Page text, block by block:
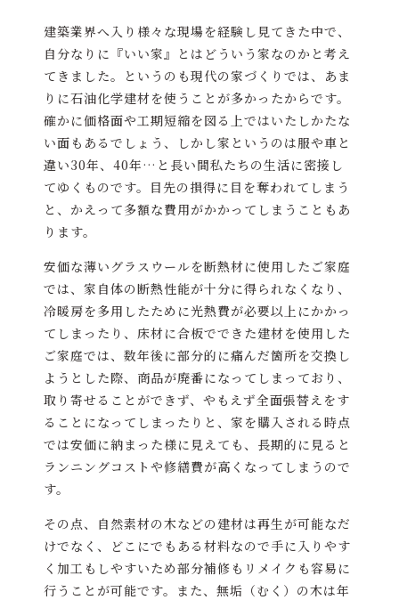
建築業界へ入り様々な現場を経験し見てきた中で、
自分なりに『いい家』とはどういう家なのかと考え
てきました。というのも現代の家づくりでは、あま
りに石油化学建材を使うことが多かったからです。
確かに価格面や工期短縮を図る上ではいたしかたな
い面もあるでしょう、しかし家というのは服や車と
違い30年、40年…と長い間私たちの生活に密接し
てゆくものです。目先の損得に目を奪われてしまう
と、かえって多額な費用がかかってしまうこともあ
ります。
安価な薄いグラスウールを断熱材に使用したご家庭
では、家自体の断熱性能が十分に得られなくなり、
冷暖房を多用したために光熱費が必要以上にかかっ
てしまったり、床材に合板でできた建材を使用した
ご家庭では、数年後に部分的に痛んだ箇所を交換し
ようとした際、商品が廃番になってしまっており、
取り寄せることができず、やもえず全面張替えをす
ることになってしまったりと、家を購入される時点
では安価に納まった様に見えても、長期的に見ると
ランニングコストや修繕費が高くなってしまうので
す。
その点、自然素材の木などの建材は再生が可能なだ
けでなく、どこにでもある材料なので手に入りやす
く加工もしやすいため部分補修もリメイクも容易に
行うことが可能です。また、無垢（むく）の木は年